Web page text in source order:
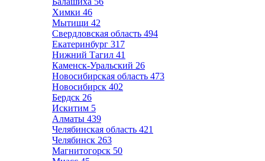
Химки 46
Мытищи 42
Свердловская область 494
Екатеринбург 317
Нижний Тагил 41
Каменск-Уральский 26
Новосибирская область 473
Новосибирск 402
Бердск 26
Искитим 5
Алматы 439
Челябинская область 421
Челябинск 263
Магнитогорск 50